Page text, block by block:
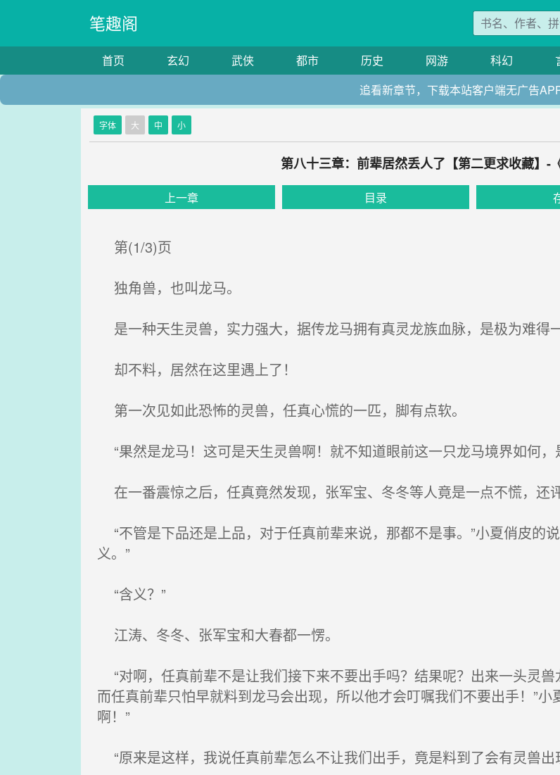
笔趣阁
首页 玄幻 武侠 都市 历史 网游 科幻
追看新章节，下载本站客户端无广告
字体 大 中 小
第八十三章：前辈居然丢人了【第二更求收藏】-
上一章 目录
第(1/3)页
独角兽，也叫龙马。
是一种天生灵兽，实力强大，据传龙马拥有真灵龙族血脉，是极为难得
却不料，居然在这里遇上了！
第一次见如此恐怖的灵兽，任真心慌的一匹，脚有点软。
“果然是龙马！这可是天生灵兽啊！就不知道眼前这一只龙马境界如何，
在一番震惊之后，任真竟然发现，张军宝、冬冬等人竟是一点不慌，还
“不管是下品还是上品，对于任真前辈来说，那都不是事。”小夏俏皮的
义。”
“含义？”
江涛、冬冬、张军宝和大春都一愣。
“对啊，任真前辈不是让我们接下来不要出手吗？结果呢？出来一头灵兽
而任真前辈只怕早就料到龙马会出现，所以他才会叮嘱我们不要出手！”
啊！”
“原来是这样，我说任真前辈怎么不让我们出手，竟是料到了会有灵兽出